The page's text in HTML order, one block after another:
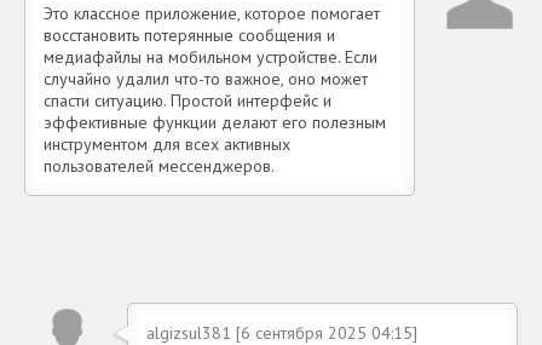
Это классное приложение, которое помогает
восстановить потерянные сообщения и
медиафайлы на мобильном устройстве. Если
случайно удалил что-то важное, оно может
спасти ситуацию. Простой интерфейс и
эффективные функции делают его полезным
инструментом для всех активных
пользователей мессенджеров.
algizsul381 [6 сентября 2025 04:15]